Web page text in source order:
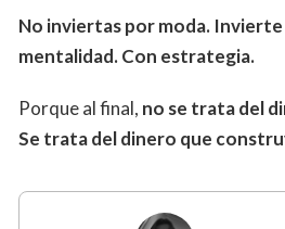
No inviertas por moda.
mentalidad. Con estrategia.
Porque al final, no se trata del
Se trata del dinero que